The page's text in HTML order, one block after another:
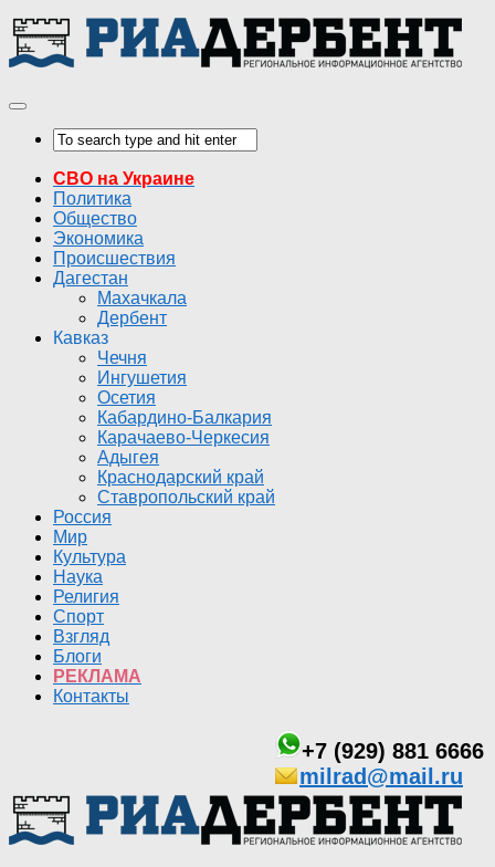
СВО на Украине
Политика
Общество
Экономика
Происшествия
Дагестан
Махачкала
Дербент
Кавказ
Чечня
Ингушетия
Осетия
Кабардино-Балкария
Карачаево-Черкесия
Адыгея
Краснодарский край
Ставропольский край
Россия
Мир
Культура
Наука
Религия
Спорт
Взгляд
Блоги
РЕКЛАМА
Контакты
+7 (929) 881 6666
milrad@mail.ru